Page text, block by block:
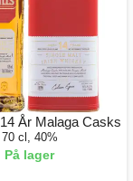
År Malaga Casks
70 cl, 40%
På lager